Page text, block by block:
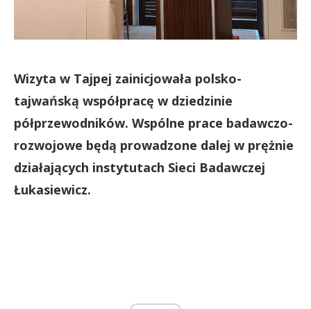
Wizyta w Tajpej zainicjowała polsko-
tajwańską współpracę w dziedzinie
półprzewodników. Wspólne prace badawczo-
rozwojowe będą prowadzone dalej w prężnie
działających instytutach Sieci Badawczej
Łukasiewicz.